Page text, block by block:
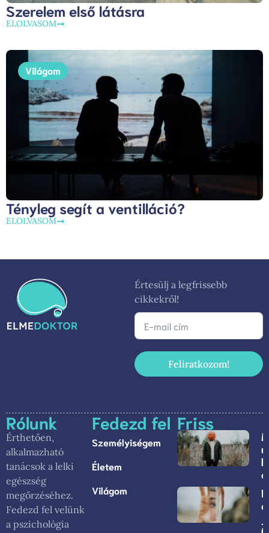
Szerelem első látásra
ELOLVASOM
Világom
Tényleg segít a ventilláció?
ELOLVASOM
Értesülj a legfrissebb
cikkekről!
Feliratkozom!
Rólunk
Érthetően,
alkalmazható
tanácsok a lelki
egészség
megőrzéséhez.
Fedezd fel velünk
a pszichológia
Fedezd fel
Személyiségem
Életem
Világom
Friss